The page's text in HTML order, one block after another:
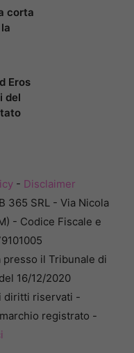
corta
Eros
del
- Disclaimer
365 SRL - Via Nicola
- Codice Fiscale e
il Tribunale di
16/12/2020
diritti riservati -
marchio registrato -